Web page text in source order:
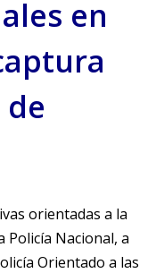
en
orientadas a la
Policía Nacional, a
Orientado a las